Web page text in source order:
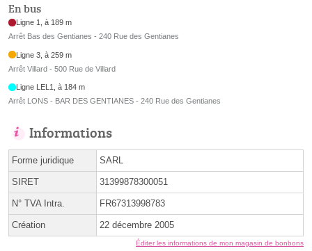
En bus
Ligne 1, à 189 m
Arrêt Bas des Gentianes - 240 Rue des Gentianes
Ligne 3, à 259 m
Arrêt Villard - 500 Rue de Villard
Ligne LEL1, à 184 m
Arrêt LONS - BAR DES GENTIANES - 240 Rue des Gentianes
Informations
Forme juridique SARL
SIRET 31399878300051
N° TVA Intra. FR67313998783
Création 22 décembre 2005
Éditer les informations de mon magasin de bonbons